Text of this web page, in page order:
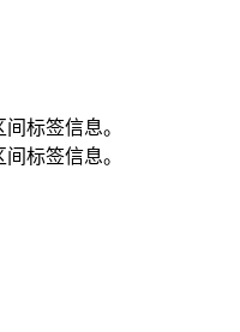
标签信息。
标签信息。